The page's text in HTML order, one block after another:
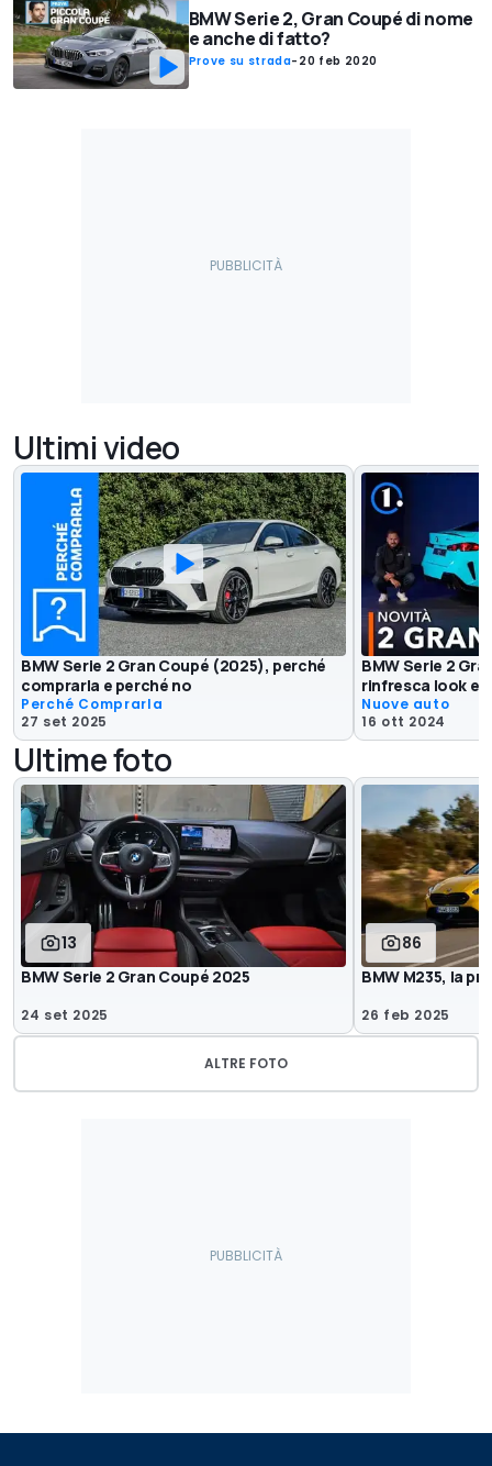
BMW Serie 2, Gran Coupé di nome
e anche di fatto?
Prove su strada- 20 feb 2020
Ultimi video
BMW Serie 2 Gran Coupé (2025), perché
comprarla e perché no
Perché Comprarla
27 set 2025
BMW Serie 2
rinfresca look e
Nuove auto
16 ott 2024
Ultime foto
13
BMW Serie 2 Gran Coupé 2025
24 set 2025
86
BMW M235, la
26 feb 2025
ALTRE FOTO